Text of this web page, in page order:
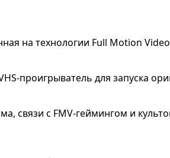
на технологии Full Motion Video
проигрыватель для запуска
связи с FMV-геймингом и